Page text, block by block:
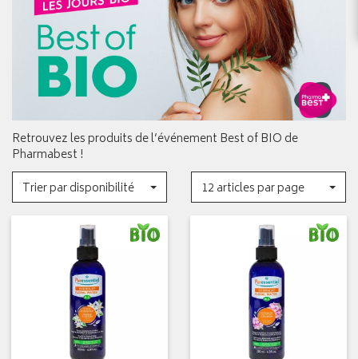
Retrouvez les produits de l’événement Best of BIO de
Pharmabest !
Trier par disponibilité
12 articles par page